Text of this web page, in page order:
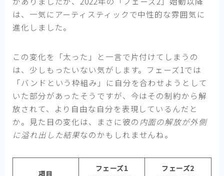
は、一気にアーティスティックで中性的な雰囲気に
進化しました。
この変化を「太った」と一言で片付けてしまうの
は、少しもったいない気がします。フェーズ1では
「バンドという枠組み」に自分を合わせようとして
いた部分があったそうですが、今はその制約から解
放されて、より自由な自分を表現しているんだと
か。見た目の変化は、まさに彼の 内面の解放が外側
に溢れ出した結果なのかもしれませんね。
項目
フェーズ1
フェーズ2